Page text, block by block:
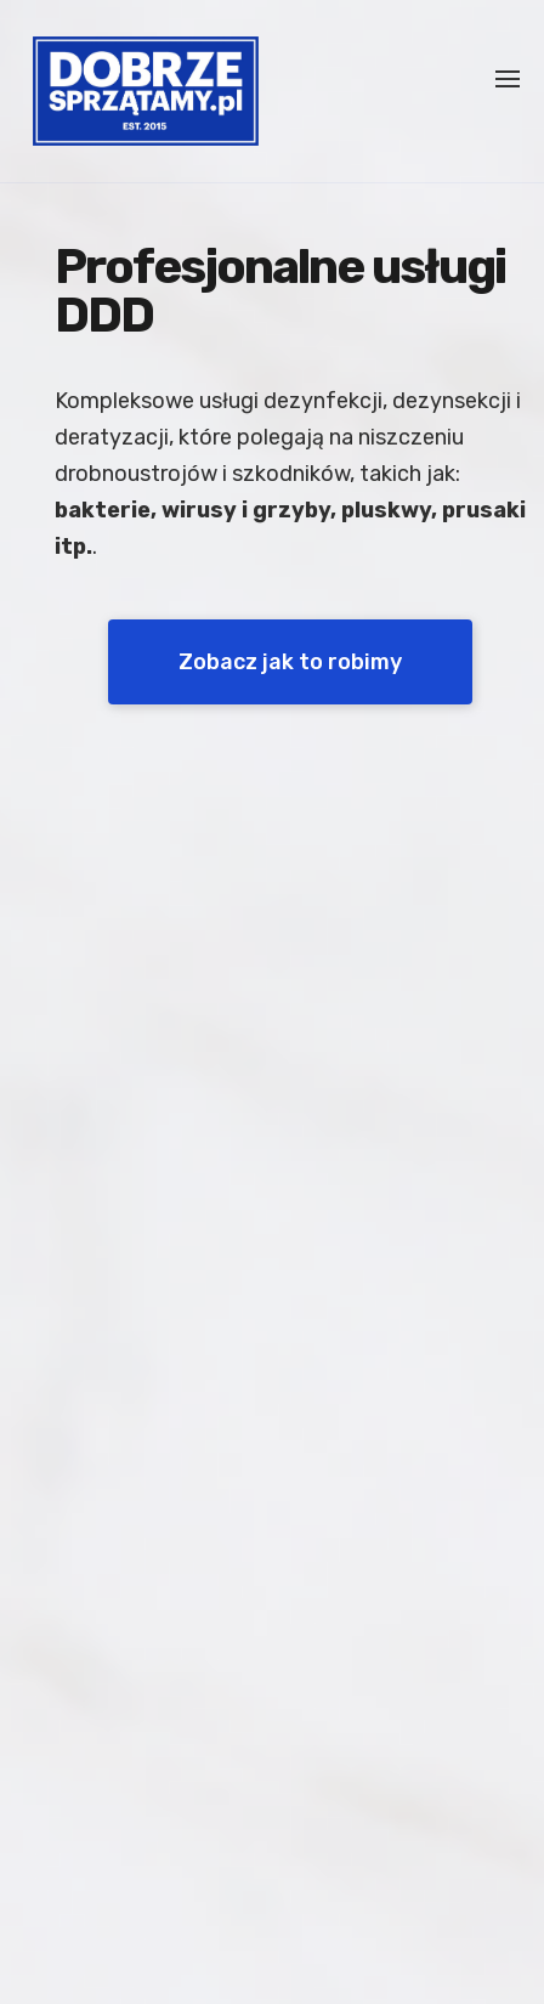
Profesjonalne usługi
DDD
Kompleksowe usługi dezynfekcji, dezynsekcji i
deratyzacji, które polegają na niszczeniu
drobnoustrojów i szkodników, takich jak:
bakterie, wirusy i grzyby, pluskwy, prusaki
itp..
Zobacz jak to robimy